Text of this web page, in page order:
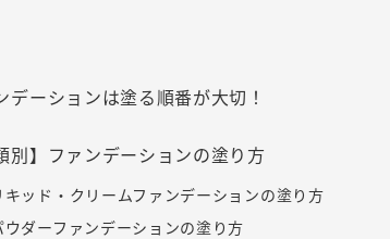
デーションは塗る順番が大切！
別】ファンデーションの塗り方
キッド・クリームファンデーションの塗り方
ウダーファンデーションの塗り方